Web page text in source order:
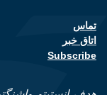
contact links
تماس
اتاق خبر
Subscribe